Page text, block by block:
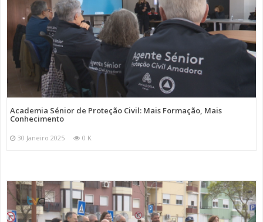
Academia Sénior de Proteção Civil: Mais Formação, Mais
Conhecimento
30 Janeiro 2025 0 K